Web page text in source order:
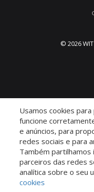
Saiba
© 2026
Usamos cookies
funcione
e anúncios, para
redes sociais e para
Também partilhamos
parceiros das redes
analítica sobre o seu
cookies